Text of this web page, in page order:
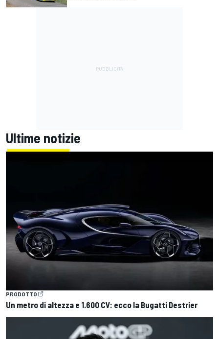
Ultime notizie
PRODOTTO
Un metro di altezza e 1.600 CV: ecco la Bugatti Destrier